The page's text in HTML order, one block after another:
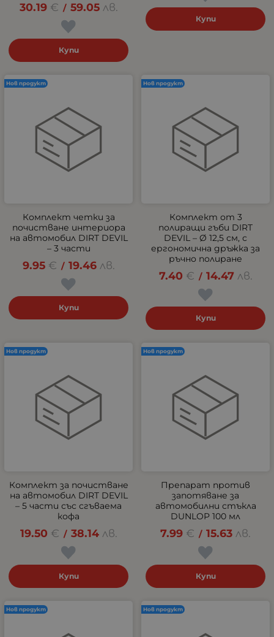
30.19 € / 59.05 лв.
Купи
Купи
Комплект четки за
почистване интериора
на автомобил DIRT DEVIL
– 3 части
9.95 € / 19.46 лв.
Купи
Нов продукт
Комплект от 3
полиращи гъби DIRT
DEVIL – Ø 12,5 см, с
ергономична дръжка за
ръчно полиране
7.40 € / 14.47 лв.
Купи
Нов продукт
Комплект за почистване
на автомобил DIRT DEVIL
– 5 части със сгъваема
кофа
19.50 € / 38.14 лв.
Купи
Нов продукт
Препарат против
запотяване за
автомобилни стъкла
DUNLOP 100 мл
7.99 € / 15.63 лв.
Купи
Нов продукт
Нов продукт Нов продукт